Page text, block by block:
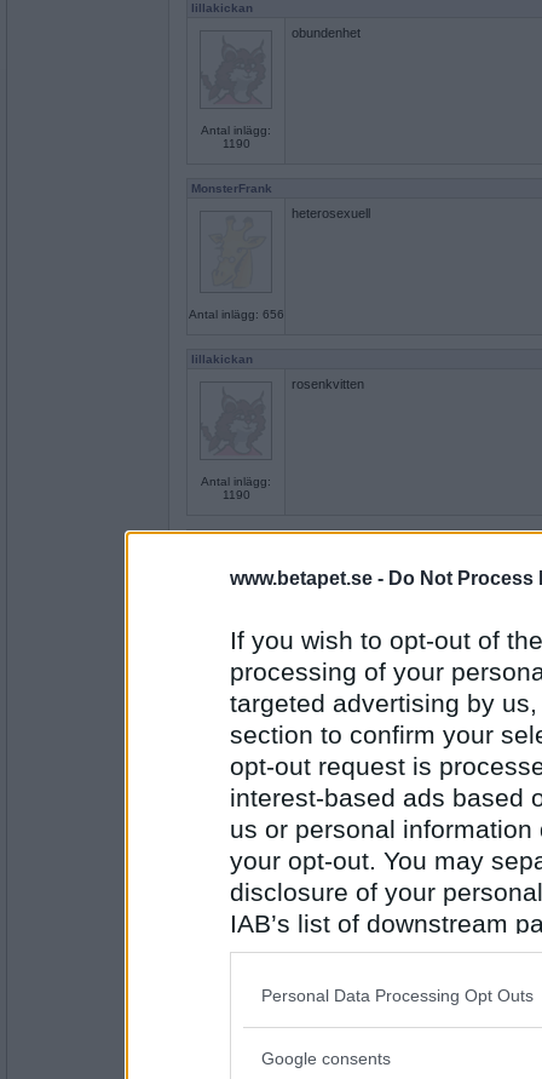
www.betapet.se - Do Not Process
If you wish to opt-out of
processing of your
targeted advertising by
section to confirm your
opt-out request is
interest-based ads based
us or personal
your opt-out. You may
disclosure of your
IAB’s list of downstream
also be disclosed by us
Downstream Participants
Please note that this
Personal Data Processing Opt Outs
Google consents
lillakickan
Antal inlägg:
1190
obundenhet
MonsterFrank
Antal inlägg: 656
heterosexuell
lillakickan
Antal inlägg:
1190
rosenkvitten
Antal inlägg:
3986
Antal inlägg: 633
eventuell
lillakickan
ventilationstrumma